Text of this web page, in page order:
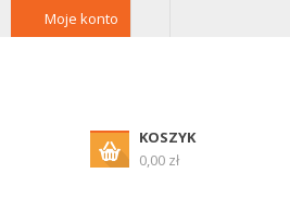
Moje konto
KOSZYK
0,00 zł